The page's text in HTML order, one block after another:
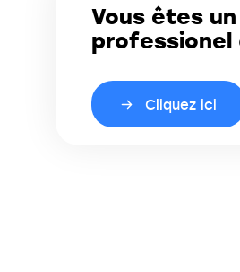
Vous êtes un
professionel
Cliquez ici